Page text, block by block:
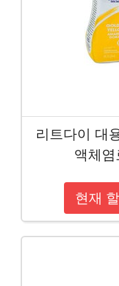
리트다이 대
액체
현재